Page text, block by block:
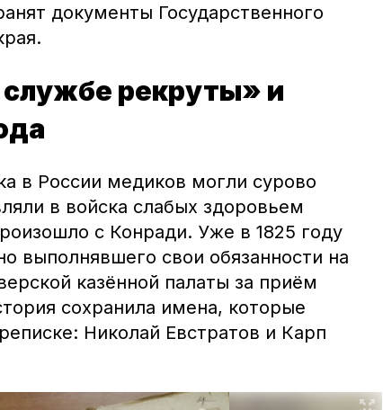
документы Государственного
рекруты» и
в России медиков могли сурово
в войска слабых здоровьем
с Конради. Уже в 1825 году
выполнявшего свои обязанности на
казённой палаты за приём
сохранила имена, которые
Николай Евстратов и Карп